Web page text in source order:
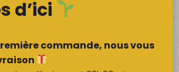
Viandes
Boulangerie
Crémerie
d’ici
commande, nous vous